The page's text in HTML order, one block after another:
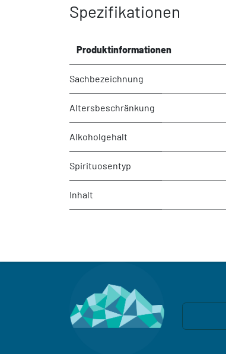
Spezifikationen
Produktinformationen
Sachbezeichnung
Altersbeschränkung
Alkoholgehalt
Spirituosentyp
Inhalt